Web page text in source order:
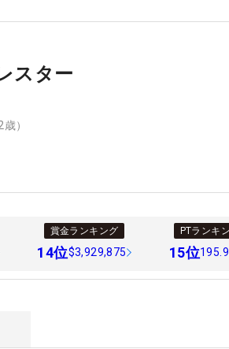
スター
歳）
賞金ランキング
14位$3,929,875
PTランキ
15位